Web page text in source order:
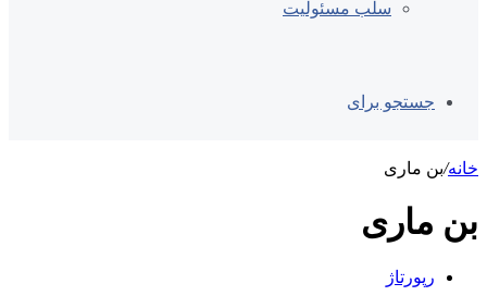
سلب مسئولیت
جستجو برای
خانه/بن ماری
بن ماری
رپورتاژ